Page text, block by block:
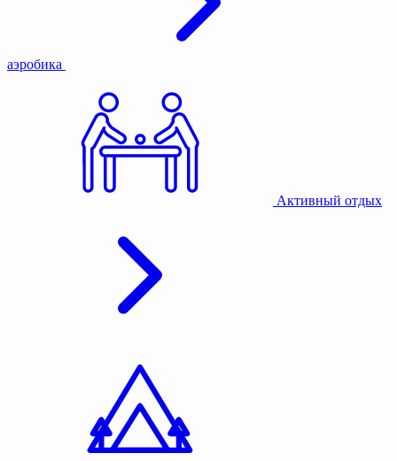
аэробика
Активный отдых